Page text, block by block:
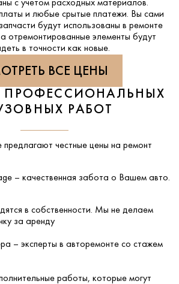
с учетом расходных материалов.
и любые срытые платежи. Вы сами
будут использованы в ремонте
отремонтированные элементы будут
в точности как новые.
ВСЕ ЦЕНЫ
ПРОФЕССИОНАЛЬНЫХ
РАБОТ
честные цены на ремонт
– качественная забота о Вашем авто.
в собственности. Мы не делаем
за аренду
– эксперты в авторемонте со стажем
работы, которые могут